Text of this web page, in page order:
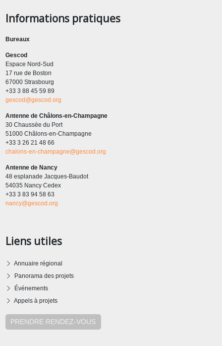
Informations pratiques
Bureaux
Gescod
Espace Nord-Sud
17 rue de Boston
67000 Strasbourg
+33 3 88 45 59 89
gescod@gescod.org
Antenne de Châlons-en-Champagne
30 Chaussée du Port
51000 Châlons-en-Champagne
+33 3 26 21 48 66
chalons-en-champagne@gescod.org
Antenne de Nancy
48 esplanade Jacques-Baudot
54035 Nancy Cedex
+33 3 83 94 58 63
nancy@gescod.org
Liens utiles
Annuaire régional
Panorama des projets
Événements
Appels à projets
PRENDRE RENDEZ-VOUS